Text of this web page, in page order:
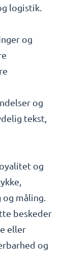
logistik.
og
og
tekst,
og
måling.
beskeder
eller
og